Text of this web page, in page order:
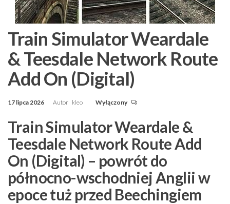
Train Simulator Weardale
& Teesdale Network Route
Add On (Digital)
17 lipca 2026 Autor kleo Wyłączony
Train Simulator Weardale &
Teesdale Network Route Add
On (Digital) – powrót do
północno-wschodniej Anglii w
epoce tuż przed Beechingiem